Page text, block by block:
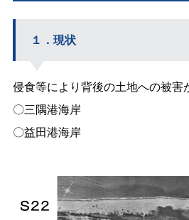
１．現状
侵食等により背後の土地への被害
〇三隅港海岸
〇益田港海岸